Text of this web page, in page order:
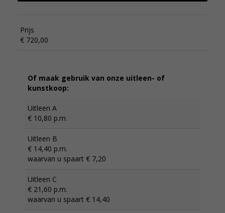
Prijs
€ 720,00
Of maak gebruik van onze uitleen- of
kunstkoop:
Uitleen A
€ 10,80 p.m.
Uitleen B
€ 14,40 p.m.
waarvan u spaart € 7,20
Uitleen C
€ 21,60 p.m.
waarvan u spaart € 14,40